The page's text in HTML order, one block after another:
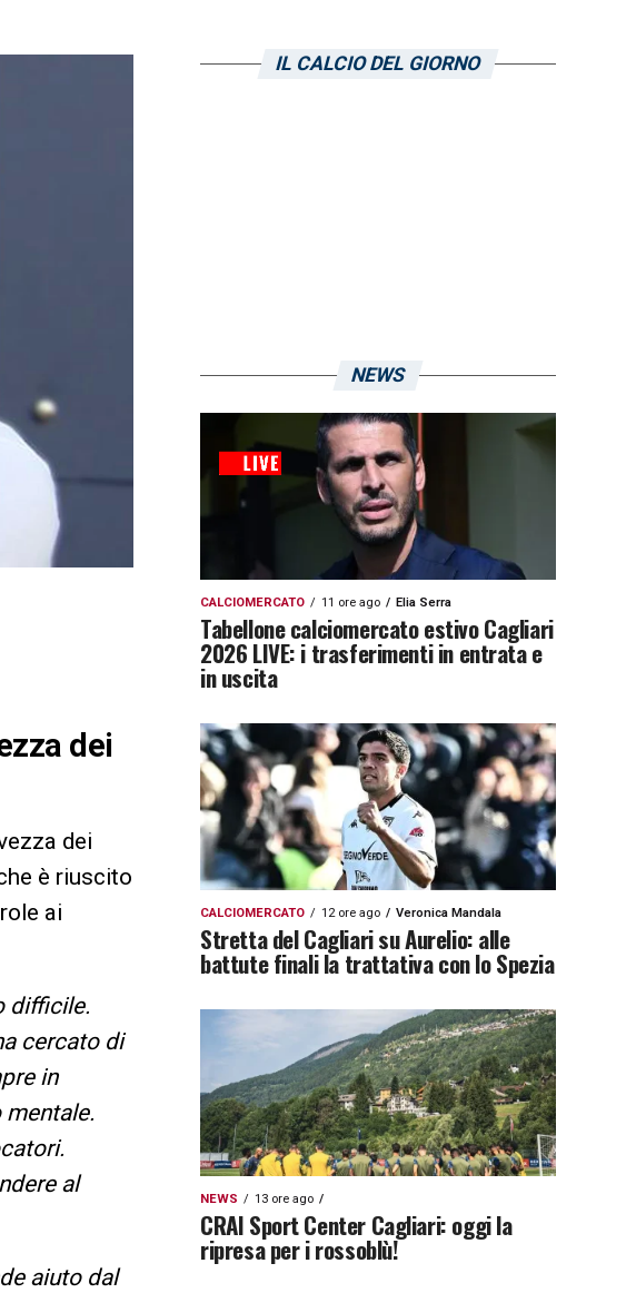
dei
dei
è riuscito
ai
difficile.
cercato di
in
al
aiuto dal
IL CALCIO DEL GIORNO
NEWS
CALCIOMERCATO 11 ore ago Elia Serra
Tabellone calciomercato estivo Cagliari
2026 LIVE: i trasferimenti in entrata e
in uscita
CALCIOMERCATO 12 ore ago Veronica Mandala
Stretta del Cagliari su Aurelio: alle
battute finali la trattativa con lo Spezia
NEWS 13 ore ago
CRAI Sport Center Cagliari: oggi la
ripresa per i rossoblù!